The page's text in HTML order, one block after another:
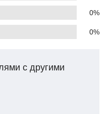
0%
0%
с другими